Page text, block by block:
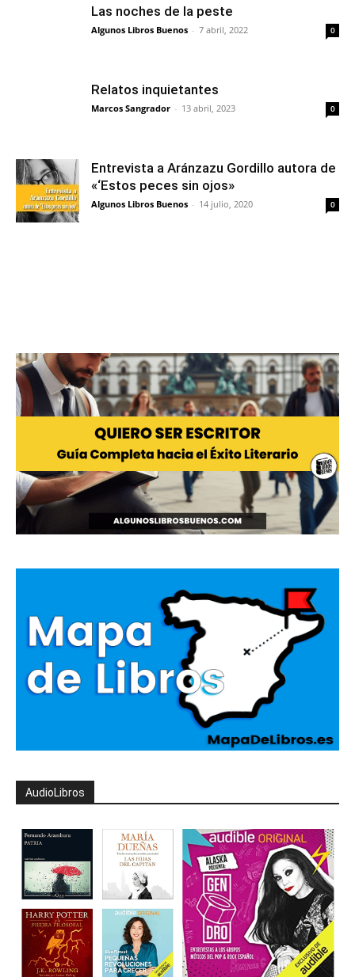
Las noches de la peste
Algunos Libros Buenos - 7 abril, 2022 0
Relatos inquietantes
Marcos Sangrador - 13 abril, 2023 0
Entrevista a Aránzazu Gordillo autora de
«‘Estos peces sin ojos»
Algunos Libros Buenos - 14 julio, 2020 0
AudioLibros